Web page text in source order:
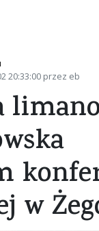
20:33:00 przez eb
w